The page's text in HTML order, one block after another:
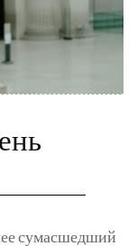
сумасшедший